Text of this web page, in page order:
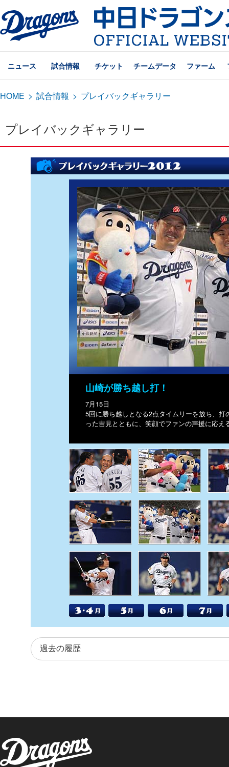
ニュース 試合情報 チケット チームデータ ファーム
HOME > 試合情報 > プレイバックギャラリー
プレイバックギャラリー
山崎が勝ち越し打！
7月15日
5回に勝ち越しとなる2点タイムリーを放ち、
った吉見とともに、笑顔でファンの声援に応え